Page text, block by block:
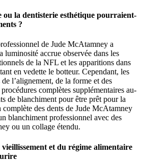
la dentisterie esthétique pourraient-
?
de Jude McAtamney a
luminosité accrue observée dans les
de la NFL et les apparitions dans
en vedette le botteur. Cependant, les
l’alignement, de la forme et des
complètes supplémentaires au-
de blanchiment pour être prêt pour la
des dents de Jude McAtamney
blanchiment professionnel avec des
ou un collage étendu.
et du régime alimentaire